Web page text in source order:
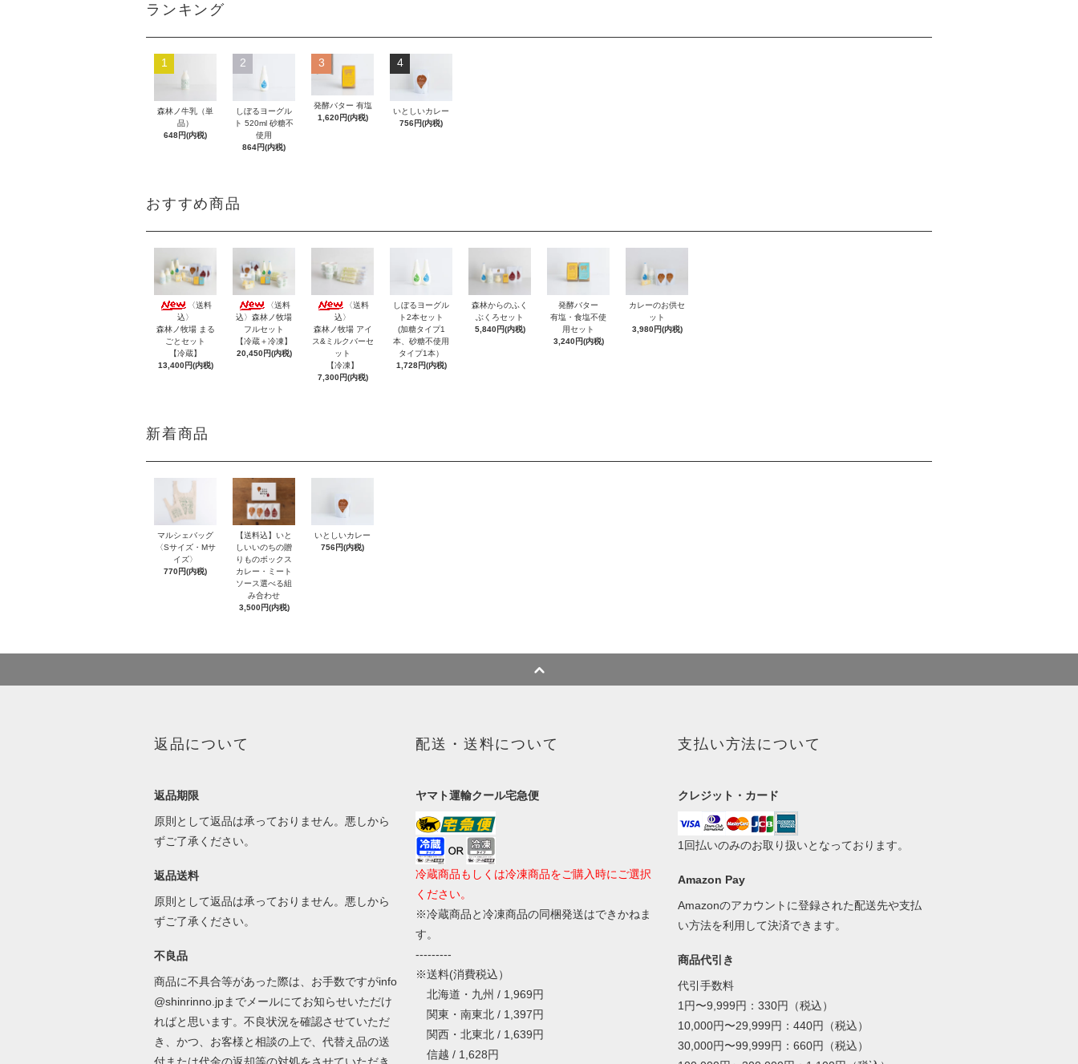
ランキング
1
森林ノ牛乳（単
品）
648円(内税)
2
しぼるヨーグル
ト 520ml 砂糖不
使用
864円(内税)
3
発酵バター 有塩
1,620円(内税)
4
いとしいカレー
756円(内税)
おすすめ商品
〈送料
込〉
森林ノ牧場 まる
ごとセット
【冷蔵】
13,400円(内税)
〈送料
込〉森林ノ牧場
フルセット
【冷蔵＋冷凍】
20,450円(内税)
〈送料
込〉
森林ノ牧場 アイ
ス&ミルクバーセ
ット
【冷凍】
7,300円(内税)
しぼるヨーグル
ト2本セット
(加糖タイプ1
本、砂糖不使用
タイプ1本）
1,728円(内税)
森林からのふく
ぶくろセット
5,840円(内税)
発酵バター
有塩・食塩不使
用セット
3,240円(内税)
カレーのお供セ
ット
3,980円(内税)
新着商品
マルシェバッグ
〈Sサイズ・Mサ
イズ〉
770円(内税)
【送料込】いと
しいいのちの贈
りものボックス
カレー・ミート
ソース選べる組
み合わせ
3,500円(内税)
いとしいカレー
756円(内税)
返品について
返品期限
原則として返品は承っておりません。悪しから
ずご了承ください。
返品送料
原則として返品は承っておりません。悪しから
ずご了承ください。
不良品
商品に不具合等があった際は、お手数ですがinfo
@shinrinno.jpまでメールにてお知らせいただけ
ればと思います。不良状況を確認させていただ
き、かつ、お客様と相談の上で、代替え品の送
付または代金の返却等の対処をさせていただき
配送・送料について
ヤマト運輸クール宅急便
冷蔵商品もしくは冷凍商品をご購入時にご選択
ください。
※冷蔵商品と冷凍商品の同梱発送はできかねま
す。
---------
※送料(消費税込）
北海道・九州 / 1,969円
関東・南東北 / 1,397円
関西・北東北 / 1,639円
信越 / 1,628円
支払い方法について
クレジット・カード
1回払いのみのお取り扱いとなっております。
Amazon Pay
Amazonのアカウントに登録された配送先や支払
い方法を利用して決済できます。
商品代引き
代引手数料
1円〜9,999円：330円（税込）
10,000円〜29,999円：440円（税込）
30,000円〜99,999円：660円（税込）